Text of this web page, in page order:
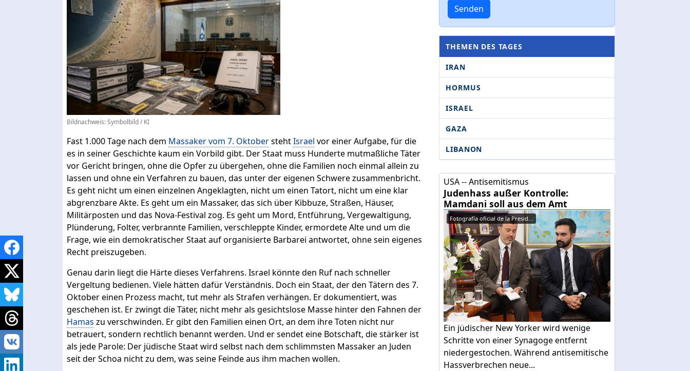
Bildnachweis: Symbolbild / KI
Fast 1.000 Tage nach dem Massaker vom 7. OktoberstehtIsrael vor einer Aufgabe, für die
es in seiner Geschichte kaum ein Vorbild gibt. Der Staat muss Hunderte mutmaßliche Täter
vor Gericht bringen, ohne die Opfer zu übergehen, ohne die Familien noch einmal allein zu
lassen und ohne ein Verfahren zu bauen, das unter der eigenen Schwere zusammenbricht.
Es geht nicht um einen einzelnen Angeklagten, nicht um einen Tatort, nicht um eine klar
abgrenzbare Akte. Es geht um ein Massaker, das sich über Kibbuze, Straßen, Häuser,
Militärposten und das Nova-Festival zog. Es geht um Mord, Entführung, Vergewaltigung,
Plünderung, Folter, verbrannte Familien, verschleppte Kinder, ermordete Alte und um die
Frage, wie ein demokratischer Staat auf organisierte Barbarei antwortet, ohne sein eigenes
Recht preiszugeben.
Genau darin liegt die Härte dieses Verfahrens. Israel könnte den Ruf nach schneller
Vergeltung bedienen. Viele hätten dafür Verständnis. Doch ein Staat, der den Tätern des 7.
Oktober einen Prozess macht, tut mehr als Strafen verhängen. Er dokumentiert, was
geschehen ist. Er zwingt die Täter, nicht mehr als gesichtslose Masse hinter den Fahnen der
Hamas zu verschwinden. Er gibt den Familien einen Ort, an dem ihre Toten nicht nur
betrauert, sondern rechtlich benannt werden. Und er sendet eine Botschaft, die stärker ist
als jede Parole: Der jüdische Staat wird selbst nach dem schlimmsten Massaker an Juden
seit der Schoa nicht zu dem, was seine Feinde aus ihm machen wollen.
Senden
THEMEN DES TAGES
IRAN
HORMUS
ISRAEL
GAZA
LIBANON
USA -- Antisemitismus
Judenhass außer Kontrolle:
Mamdani soll aus dem Amt
Fotografía oficial de la Presid...
Ein jüdischer New Yorker wird wenige
Schritte von einer Synagoge entfernt
niedergestochen. Während antisemitische
Hassverbrechen neue...